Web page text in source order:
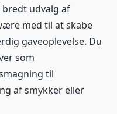
udvalg af
med til at skabe
gaveoplevelse. Du
som
til
af smykker eller